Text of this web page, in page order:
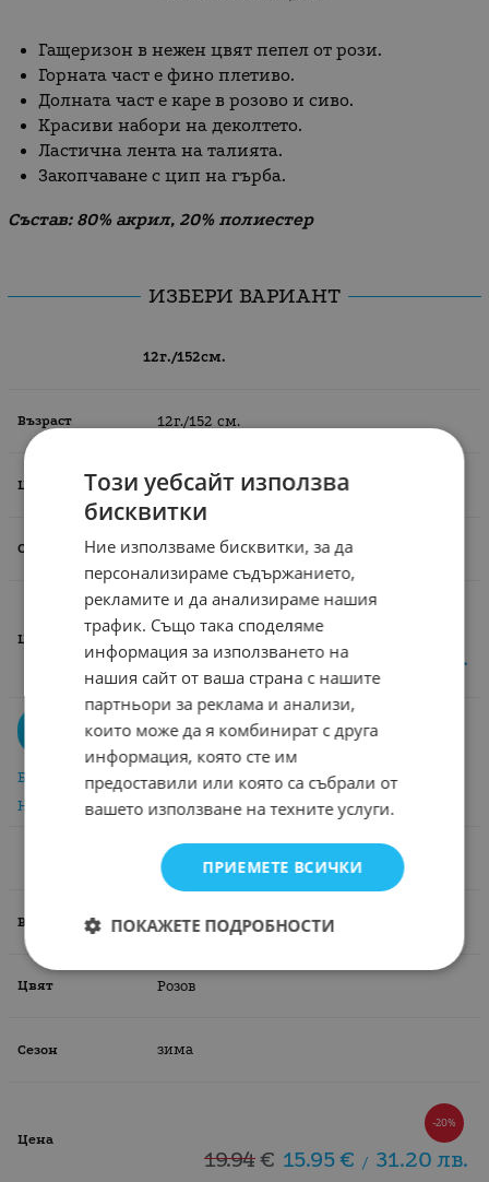
Гащеризон в нежен цвят пепел от рози.
Горната част е фино плетиво.
Долната част е каре в розово и сиво.
Красиви набори на деколтето.
Ластична лента на талията.
Закопчаване с цип на гърба.
Състав: 80% акрил, 20% полиестер
ИЗБЕРИ ВАРИАНТ
12г./152см.
12г./152 см.
Розов
зима
19.94€ 15.95€ лв.
бр. Купи
Бърза поръчка
Направи запитване
10г./140см.
10г./140см.
Розов
зима
-20%
19.94€ 15.95€ / 31.20 лв.
Този уебсайт използва
бисквитки
Ние използваме бисквитки, за да
персонализираме съдържанието,
рекламите и да анализираме нашия
трафик. Също така споделяме
информация за използването на
нашия сайт от ваша страна с нашите
партньори за реклама и анализи,
които може да я комбинират с друга
информация, която сте им
предоставили или която са събрали от
вашето използване на техните услуги.
ПРИЕМЕТЕ ВСИЧКИ
ПОКАЖЕТЕ ПОДРОБНОСТИ